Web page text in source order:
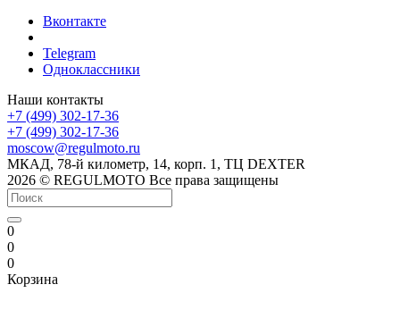
Вконтакте
Telegram
Одноклассники
Наши контакты
+7 (499) 302-17-36
+7 (499) 302-17-36
moscow@regulmoto.ru
МКАД, 78-й километр, 14, корп. 1, ТЦ DEXTER
2026 © REGULMOTO Все права защищены
0
0
0
Корзина